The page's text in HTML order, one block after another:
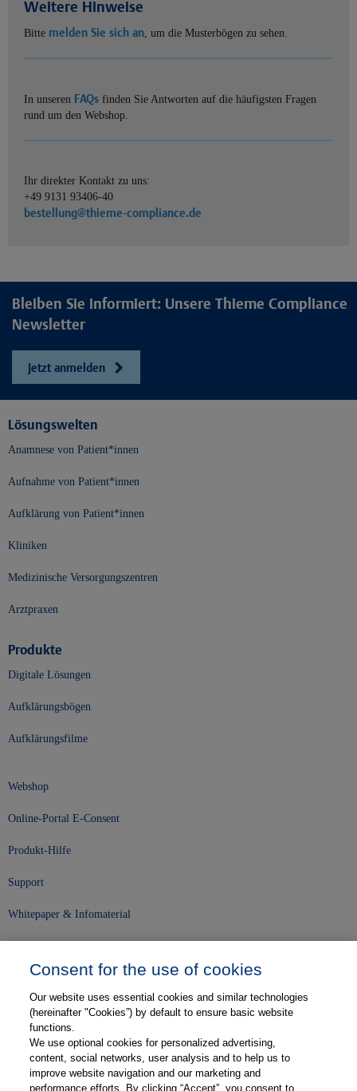
Weitere Hinweise
Bitte melden Sie sich an, um die Musterbögen zu sehen.
In unseren FAQs finden Sie Antworten auf die häufigsten Fragen
rund um den Webshop.
Ihr direkter Kontakt zu uns:
+49 9131 93406-40
bestellung@thieme-compliance.de
Bleiben Sie informiert: Unsere Thieme Compliance
Newsletter
Jetzt anmelden
Lösungswelten
Anamnese von Patient*innen
Aufnahme von Patient*innen
Aufklärung von Patient*innen
Kliniken
Medizinische Versorgungszentren
Arztpraxen
Produkte
Digitale Lösungen
Aufklärungsbögen
Aufklärungsfilme
Webshop
Online-Portal E-Consent
Produkt-Hilfe
Support
Whitepaper & Infomaterial
Karriere
Kontakt
Web-Semniare
Consent for the use of cookies
Our website uses essential cookies and similar technologies
(hereinafter "Cookies”) by default to ensure basic website
functions.
We use optional cookies for personalized advertising,
content, social networks, user analysis and to help us to
improve website navigation and our marketing and
performance efforts. By clicking “Accept”, you consent to